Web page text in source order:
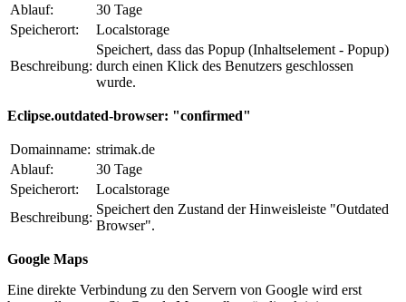
Ablauf:
30 Tage
Speicherort:
Localstorage
Beschreibung:
Speichert, dass das Popup (Inhaltselement - Popup)
durch einen Klick des Benutzers geschlossen
wurde.
Eclipse.outdated-browser: "confirmed"
Domainname: strimak.de
Ablauf:
30 Tage
Speicherort:
Localstorage
Beschreibung:
Speichert den Zustand der Hinweisleiste "Outdated
Browser".
Google Maps
Eine direkte Verbindung zu den Servern von Google wird erst